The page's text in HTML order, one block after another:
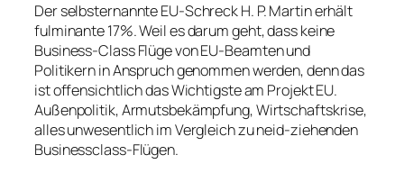
Der selbsternannte EU-Schreck H. P. Martin erhält
fulminante 17%. Weil es darum geht, dass keine
Business-Class Flüge von EU-Beamten und
Politikern in Anspruch genommen werden, denn das
ist offensichtlich das Wichtigste am Projekt EU.
Außenpolitik, Armutsbekämpfung, Wirtschaftskrise,
alles unwesentlich im Vergleich zu neid-ziehenden
Businessclass-Flügen.